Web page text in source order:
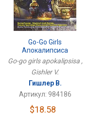
Go-Go Girls
Апокалипсиса
Go-go girls apokalipsisa ,
Gishler V.
Гишлер В.
Артикул: 984186
$18.58